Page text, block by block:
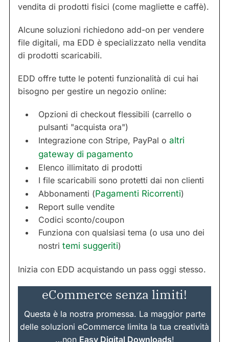
vendita di prodotti fisici (come magliette e caffè).
Alcune soluzioni richiedono add-on per vendere
file digitali, ma EDD è specializzato nella vendita
di prodotti scaricabili.
EDD offre tutte le potenti funzionalità di cui hai
bisogno per gestire un negozio online:
Opzioni di checkout flessibili (carrello o
pulsanti "acquista ora")
Integrazione con Stripe, PayPal o altri
gateway di pagamento
Elenco illimitato di prodotti
I file scaricabili sono protetti dai non clienti
Abbonamenti (Pagamenti Ricorrenti)
Report sulle vendite
Codici sconto/coupon
Funziona con qualsiasi tema (o usa uno dei
nostri temi suggeriti)
Inizia con EDD acquistando un pass oggi stesso.
eCommerce senza limiti!
Questa è la nostra promessa. La maggior parte
delle soluzioni eCommerce limita la tua creatività
…non Easy Digital Downloads!